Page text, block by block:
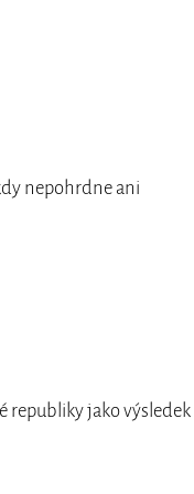
nepohrdne ani
republiky jako výsledek